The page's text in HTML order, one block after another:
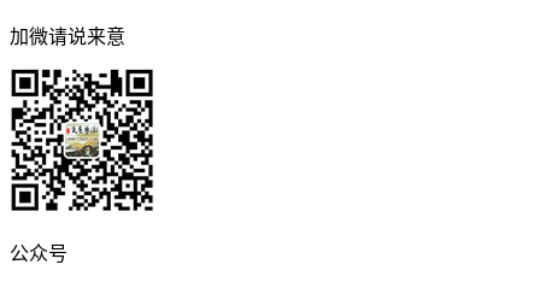
加微请说来意
公众号